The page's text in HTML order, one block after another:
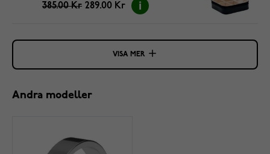
385.00 Kr 289.00 Kr
VISA MER
Andra modeller